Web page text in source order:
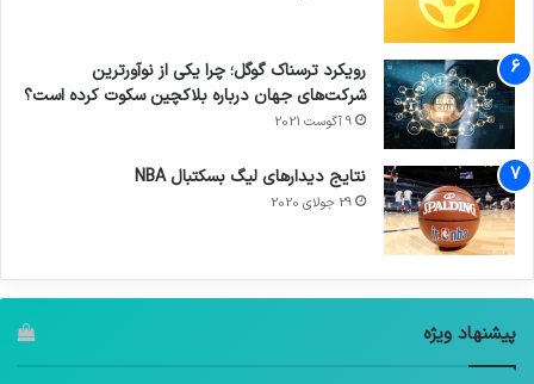
رویکرد ترسناک گوگل؛ چرا یکی از نوآورترین
شرکت‌های جهان درباره بلاکچین سکوت کرده است؟
9 آگوست 2021
نتایج دیدار‌های لیگ بسکتبال NBA
29 جولای 2020
پیشنهاد ویژه